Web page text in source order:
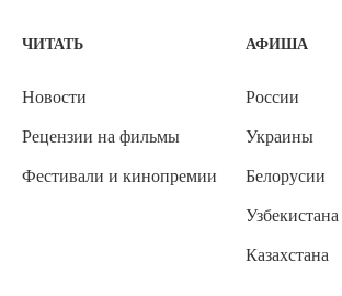
ЧИТАТЬ
Новости
Рецензии на фильмы
Фестивали и кинопремии
АФИША
России
Украины
Белорусии
Узбекистана
Казахстана